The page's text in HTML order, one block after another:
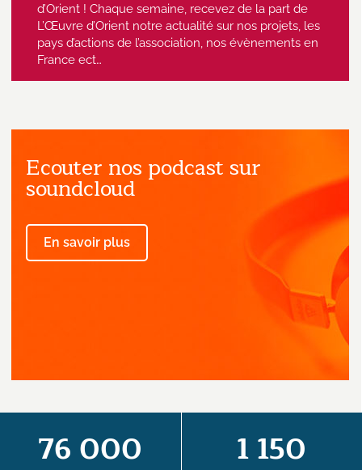
d’Orient ! Chaque semaine, recevez de la part de
L’Œuvre d’Orient notre actualité sur nos projets, les
pays d’actions de l’association, nos évènements en
France ect…
J'accepte de recevoir des emails
provenant de l'Œuvre d'Orient.
Ecouter nos podcast sur
soundcloud
En savoir plus
76 000 1 150